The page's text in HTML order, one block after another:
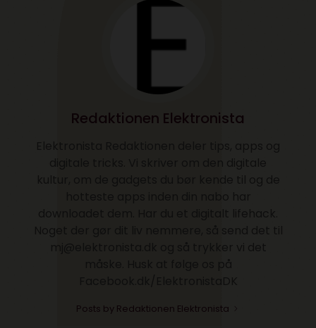
Redaktionen Elektronista
Posts by Redaktionen Elektronista